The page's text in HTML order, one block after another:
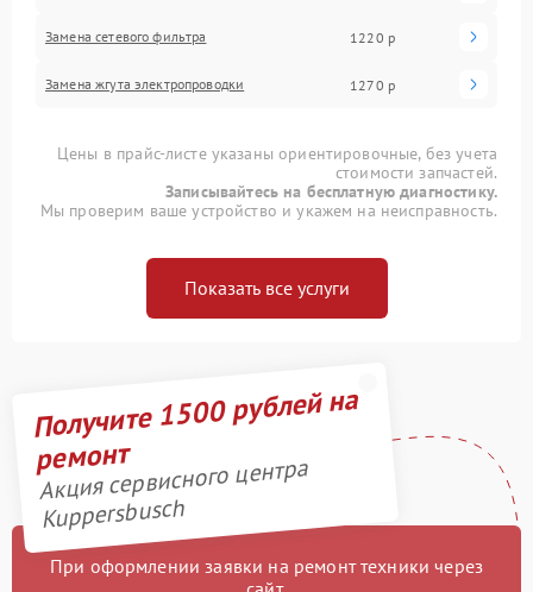
Замена сетевого фильтра 1220 р
Замена жгута электропроводки 1270 р
Цены в прайс-листе указаны ориентировочные, без учета
стоимости запчастей.
Записывайтесь на бесплатную диагностику.
Мы проверим ваше устройство и укажем на неисправность.
Показать все услуги
Получите 1500 рублей на
ремонт
Акция сервисного центра
Kuppersbusch
При оформлении заявки на ремонт техники через